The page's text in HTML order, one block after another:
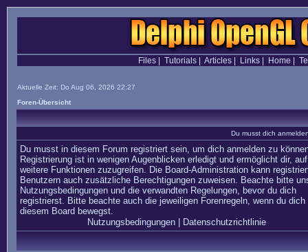
Files| Tutorials| Articles| Links| Home
Aktuelle Zeit: Do Aug 06, 2026 22:27
Foren-Übersicht
Du musst dich
Du musst in diesem Forum registriert sein, um dich anmelden zu
Registrierung ist in wenigen Augenblicken erledigt und ermöglicht dir, auf
weitere Funktionen zuzugreifen. Die Board-Administration kann
Benutzern auch zusätzliche Berechtigungen zuweisen. Beachte bitte
Nutzungsbedingungen und die verwandten Regelungen, bevor du dich
registrierst. Bitte beachte auch die jeweiligen Forenregeln, wenn du dich
diesem Board bewegst.
Nutzungsbedingungen| Datenschutzrichtlinie